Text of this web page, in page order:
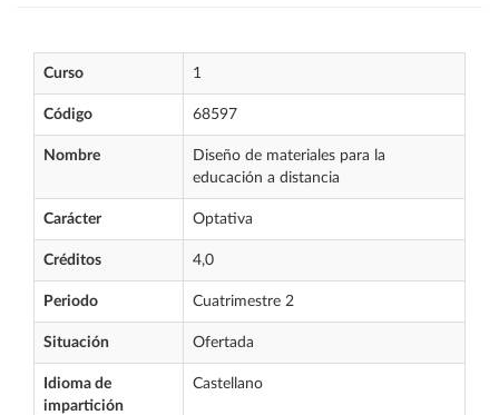
Curso 1
Código 68597
Nombre
Diseño de materiales para la
educación a distancia
Carácter Optativa
Créditos 4,0
Periodo Cuatrimestre 2
Situación Ofertada
Idioma de
impartición
Castellano